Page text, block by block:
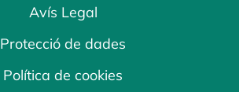
Avís Legal
Protecció de dades
Política de cookies